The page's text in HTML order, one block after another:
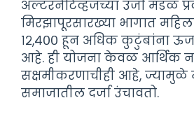
अल्टरनेटिव्हजच्या उर्जा मंडळ
मिरझापूरसारख्या भागात
१२,४०० हून अधिक कुटुंबांना
आहे. ही योजना केवळ आर्थिक
सक्षमीकरणाचीही आहे, ज्यामुळे
समाजातील दर्जा उंचावतो.